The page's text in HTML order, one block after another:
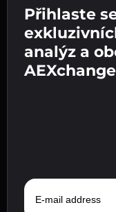
Zadejte adresu
pokračujte k
Potvrďte svou
poslednímu
Odešlete vklad
fiat měnu ve
Přihlaste
analýz a
E-mail address